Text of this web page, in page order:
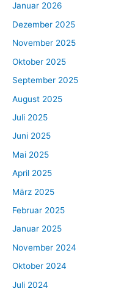
Januar 2026
Dezember 2025
November 2025
Oktober 2025
September 2025
August 2025
Juli 2025
Juni 2025
Mai 2025
April 2025
März 2025
Februar 2025
Januar 2025
November 2024
Oktober 2024
Juli 2024